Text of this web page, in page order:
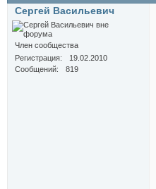
Сергей Васильевич
Член сообщества
Регистрация
19.02.2010
Сообщений
819